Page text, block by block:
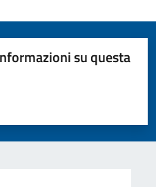
su questa
su 5